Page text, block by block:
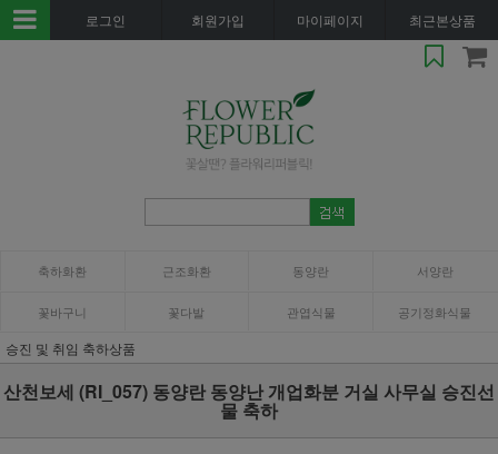
로그인 회원가입 마이페이지 최근본상품
축하화환 근조화환 동양란 서양란
꽃바구니 꽃다발 관엽식물 공기정화식물
승진 및 취임 축하상품
산천보세 (RI_057) 동양란 동양난 개업화분 거실 사무실 승진선
물 축하